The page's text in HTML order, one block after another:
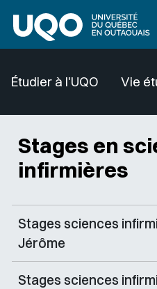
Étudier à l'UQO Vie
Stages en
infirmières
Stages sciences
Jérôme
Stages sciences